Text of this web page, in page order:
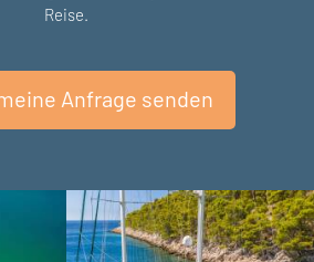
Reise.
Anfrage senden